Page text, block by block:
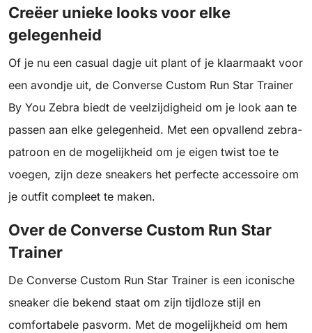
Creëer unieke looks voor elke
gelegenheid
Of je nu een casual dagje uit plant of je klaarmaakt voor
een avondje uit, de Converse Custom Run Star Trainer
By You Zebra biedt de veelzijdigheid om je look aan te
passen aan elke gelegenheid. Met een opvallend zebra-
patroon en de mogelijkheid om je eigen twist toe te
voegen, zijn deze sneakers het perfecte accessoire om
je outfit compleet te maken.
Over de Converse Custom Run Star
Trainer
De Converse Custom Run Star Trainer is een iconische
sneaker die bekend staat om zijn tijdloze stijl en
comfortabele pasvorm. Met de mogelijkheid om hem